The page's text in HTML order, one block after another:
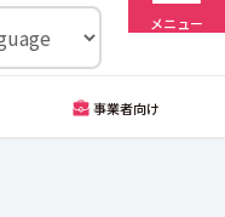
メニュー
事業者向け